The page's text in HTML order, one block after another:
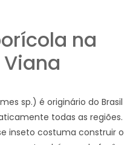
na
sp.) é originário do Brasil
todas as regiões.
inseto costuma construir o